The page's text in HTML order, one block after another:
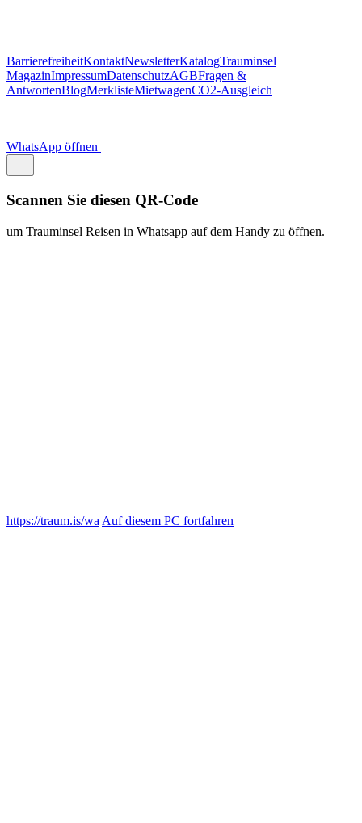
BarrierefreiheitKontaktNewsletterKatalogTrauminsel
MagazinImpressumDatenschutzAGBFragen &
AntwortenBlogMerklisteMietwagenCO2-Ausgleich
WhatsApp öffnen
Scannen Sie diesen QR-Code
um Trauminsel Reisen in Whatsapp auf dem Handy zu öffnen.
https://traum.is/wa Auf diesem PC fortfahren